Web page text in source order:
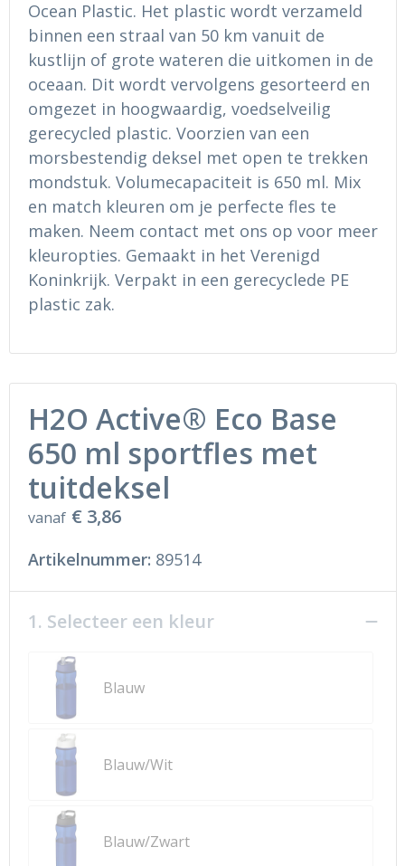
Ondergoed en Sokken
Regenkleding
Gereedschap
Schoenen
Hoofdbescherming
Gehoorbescherming
Ademhalingsbescherming
Sokken en Nachtkleding
Regenkleding
Schoenen
Gilets
Ocean Plastic. Het plastic wordt verzameld
binnen een straal van 50 km vanuit de
kustlijn of grote wateren die uitkomen in de
oceaan. Dit wordt vervolgens gesorteerd en
omgezet in hoogwaardig, voedselveilig
gerecycled plastic. Voorzien van een
morsbestendig deksel met open te trekken
mondstuk. Volumecapaciteit is 650 ml. Mix
en match kleuren om je perfecte fles te
maken. Neem contact met ons op voor meer
kleuropties. Gemaakt in het Verenigd
Koninkrijk. Verpakt in een gerecyclede PE
plastic zak.
H2O Active® Eco Base
650 ml sportfles met
tuitdeksel
vanaf € 3,86
Artikelnummer: 89514
1. Selecteer een kleur
Blauw
Blauw/Wit
Blauw/Zwart